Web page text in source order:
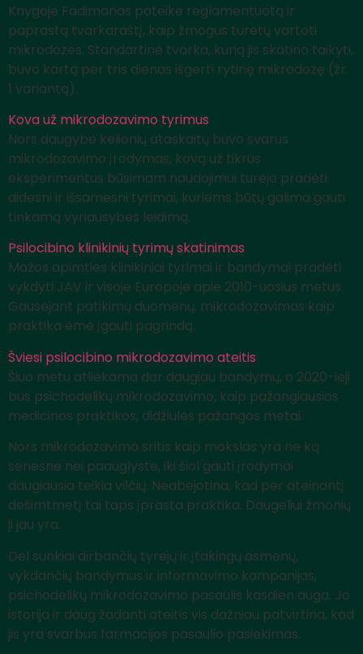
Knygoje Fadimanas pateikė reglamentuotą ir
paprastą tvarkaraštį, kaip žmogus turėtų vartoti
mikrodozes. Standartinė tvarka, kurią jis skatino taikyti,
buvo kartą per tris dienas išgerti rytinę mikrodozę (žr.
1 variantą).
Kova už mikrodozavimo tyrimus
Nors daugybė kelionių ataskaitų buvo svarus
mikrodozavimo įrodymas, kovą už tikrus
eksperimentus būsimam naudojimui turėjo pradėti
didesni ir išsamesni tyrimai, kuriems būtų galima gauti
tinkamą vyriausybės leidimą.
Psilocibino klinikinių tyrimų skatinimas
Mažos apimties klinikiniai tyrimai ir bandymai pradėti
vykdyti JAV ir visoje Europoje apie 2010-uosius metus.
Gausėjant patikimų duomenų, mikrodozavimas kaip
praktika ėmė įgauti pagrindą.
Šviesi psilocibino mikrodozavimo ateitis
Šiuo metu atliekama dar daugiau bandymų, o 2020-ieji
bus psichodelikų mikrodozavimo, kaip pažangiausios
medicinos praktikos, didžiulės pažangos metai.
Nors mikrodozavimo sritis kaip mokslas yra ne ką
senesnė nei paauglystė, iki šiol gauti įrodymai
daugiausia teikia vilčių. Neabejotina, kad per ateinantį
dešimtmetį tai taps įprasta praktika. Daugeliui žmonių
ji jau yra.
Dėl sunkiai dirbančių tyrėjų ir įtakingų asmenų,
vykdančių bandymus ir informavimo kampanijas,
psichodelikų mikrodozavimo pasaulis kasdien auga. Jo
istorija ir daug žadanti ateitis vis dažniau patvirtina, kad
jis yra svarbus farmacijos pasaulio pasiekimas.